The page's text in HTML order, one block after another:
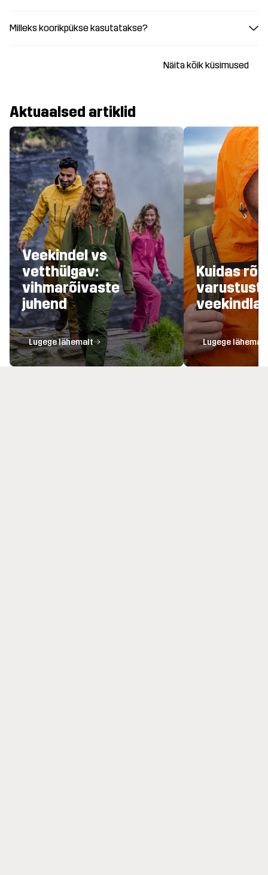
Milleks koorikpükse kasutatakse?
Näita kõik küsimused
Aktuaalsed artiklid
Veekindel vs
vetthülgav:
vihmarõivaste
juhend
Lugege lähemalt
Kuidas
varustust
Lugege lähemalt